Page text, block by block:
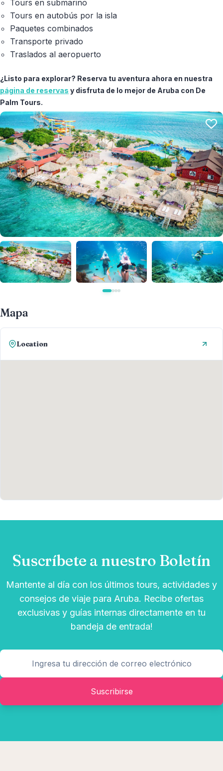
Tours en submarino
Tours en autobús por la isla
Paquetes combinados
Transporte privado
Traslados al aeropuerto
¿Listo para explorar? Reserva tu aventura ahora en nuestra
página de reservas y disfruta de lo mejor de Aruba con De
Palm Tours.
Mapa
Location
Suscríbete a nuestro Boletín
Mantente al día con los últimos tours, actividades y
consejos de viaje para Aruba. Recibe ofertas
exclusivas y guías internas directamente en tu
bandeja de entrada!
Suscribirse